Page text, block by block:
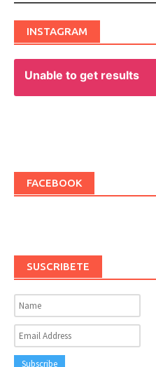
INSTAGRAM
Unable to get results
FACEBOOK
SUSCRIBETE